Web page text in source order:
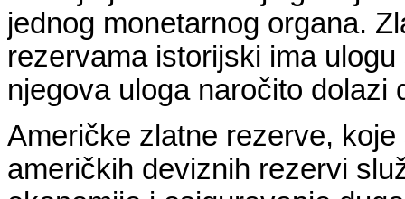
jednog monetarnog organa.
rezervama istorijski ima
njegova uloga naročito dolazi
Američke zlatne rezerve,
američkih deviznih rezervi